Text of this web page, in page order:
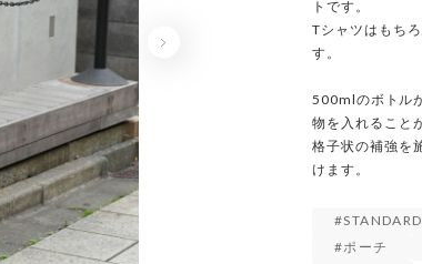
トです。
Tシャツはもち
す。
500mlのボトル
物を入れること
格子状の補強を
けます。
ポーチ